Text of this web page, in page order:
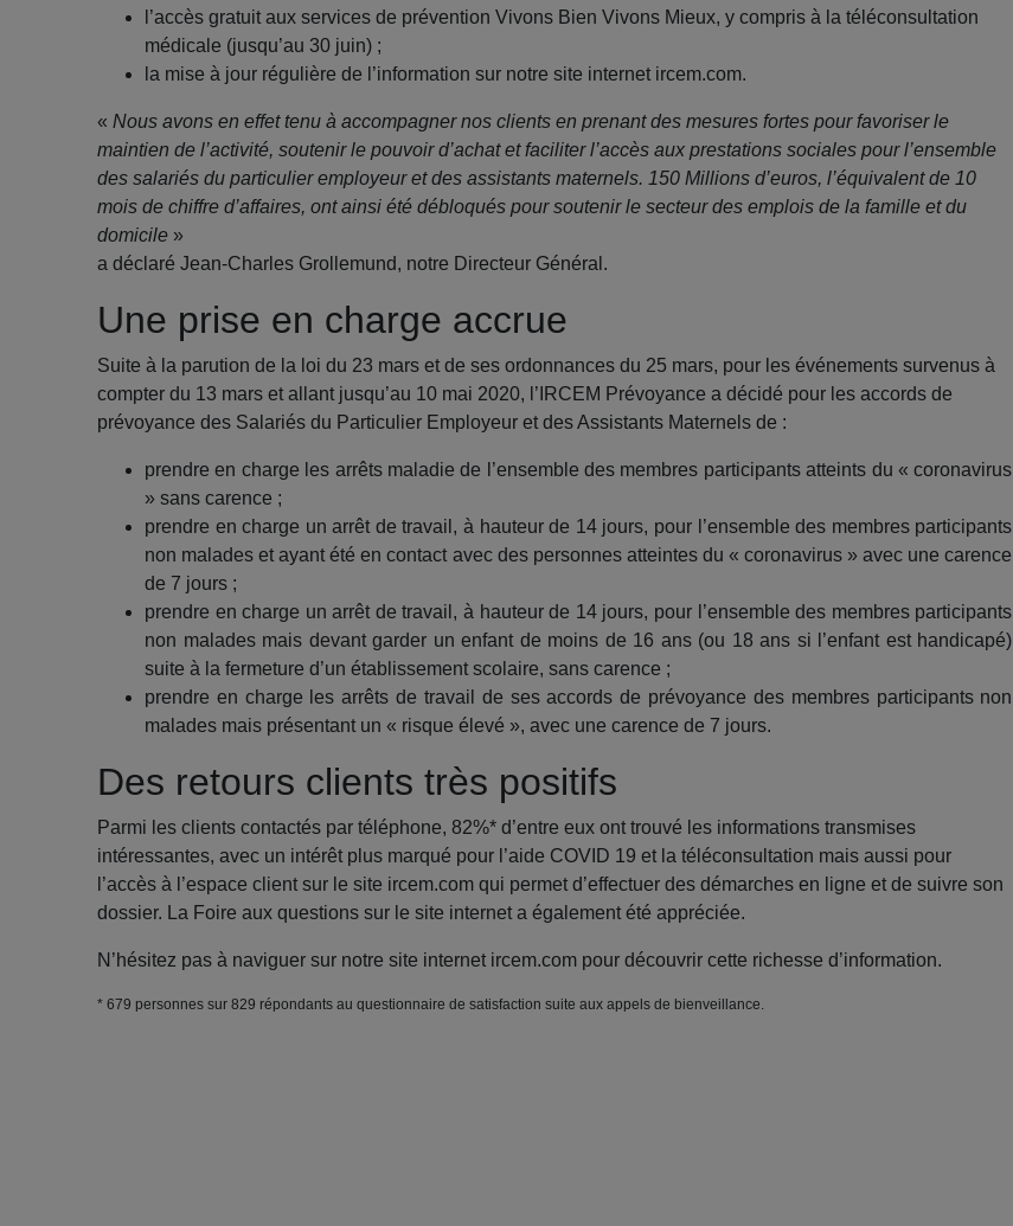
l’accès gratuit aux services de prévention Vivons Bien Vivons Mieux, y compris à la téléconsultation
médicale (jusqu’au 30 juin) ;
la mise à jour régulière de l’information sur notre site internet ircem.com.
« Nous avons en effet tenu à accompagner nos clients en prenant des mesures fortes pour favoriser le
maintien de l’activité, soutenir le pouvoir d’achat et faciliter l’accès aux prestations sociales pour l’ensemble
des salariés du particulier employeur et des assistants maternels. 150 Millions d’euros, l’équivalent de 10
mois de chiffre d’affaires, ont ainsi été débloqués pour soutenir le secteur des emplois de la famille et du
domicile »
a déclaré Jean-Charles Grollemund, notre Directeur Général.
Une prise en charge accrue
Suite à la parution de la loi du 23 mars et de ses ordonnances du 25 mars, pour les événements survenus à
compter du 13 mars et allant jusqu’au 10 mai 2020, l’IRCEM Prévoyance a décidé pour les accords de
prévoyance des Salariés du Particulier Employeur et des Assistants Maternels de :
prendre en charge les arrêts maladie de l’ensemble des membres participants atteints du « coronavirus
» sans carence ;
prendre en charge un arrêt de travail, à hauteur de 14 jours, pour l’ensemble des membres participants
non malades et ayant été en contact avec des personnes atteintes du « coronavirus » avec une carence
de 7 jours ;
prendre en charge un arrêt de travail, à hauteur de 14 jours, pour l’ensemble des membres participants
non malades mais devant garder un enfant de moins de 16 ans (ou 18 ans si l’enfant est handicapé)
suite à la fermeture d’un établissement scolaire, sans carence ;
prendre en charge les arrêts de travail de ses accords de prévoyance des membres participants non
malades mais présentant un « risque élevé », avec une carence de 7 jours.
Des retours clients très positifs
Parmi les clients contactés par téléphone, 82%* d’entre eux ont trouvé les informations transmises
intéressantes, avec un intérêt plus marqué pour l’aide COVID 19 et la téléconsultation mais aussi pour
l’accès à l’espace client sur le site ircem.com qui permet d’effectuer des démarches en ligne et de suivre son
dossier. La Foire aux questions sur le site internet a également été appréciée.
N’hésitez pas à naviguer sur notre site internet ircem.com pour découvrir cette richesse d’information.
* 679 personnes sur 829 répondants au questionnaire de satisfaction suite aux appels de bienveillance.